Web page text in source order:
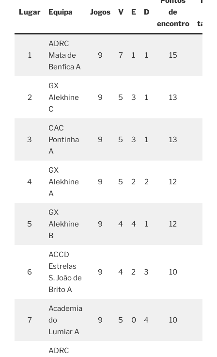
Lugar Equipa Jogos V E D
de
encontro
1
ADRC
Mata de
Benfica A
9 7 1 1 15
2
GX
Alekhine
C
9 5 3 1 13
3
CAC
Pontinha
A
9 5 3 1 13
4
GX
Alekhine
A
9 5 2 2 12
5
GX
Alekhine
B
9 4 4 1 12
6
ACCD
Estrelas
S. João de
Brito A
9 4 2 3 10
7
Academia
do
Lumiar A
9 5 0 4 10
ADRC